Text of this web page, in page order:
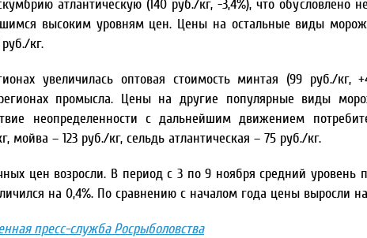
атлантическую (140 руб./кг, -3,4%), что обусловлено
высоким уровням цен. Цены на остальные виды
кг.
увеличилась оптовая стоимость минтая (99 руб./кг,
промысла. Цены на другие популярные виды
неопределенности с дальнейшим движением
мойва – 123 руб./кг, сельдь атлантическая – 75 руб./кг.
цен возросли. В период с 3 по 9 ноября средний
на 0,4%. По сравнению с началом года цены выросли
пресс-служба Росрыболовства